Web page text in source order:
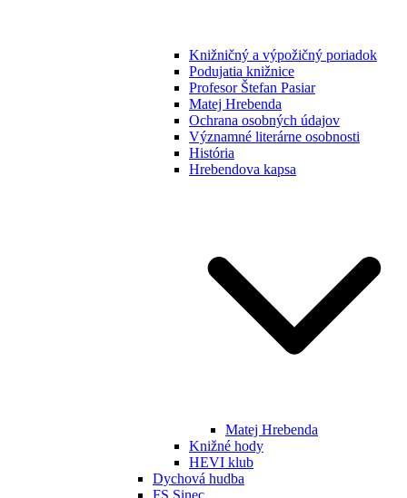
Knižničný a výpožičný poriadok
Podujatia knižnice
Profesor Štefan Pasiar
Matej Hrebenda
Ochrana osobných údajov
Významné literárne osobnosti
História
Hrebendova kapsa
Matej Hrebenda
Knižné hody
HEVI klub
Dychová hudba